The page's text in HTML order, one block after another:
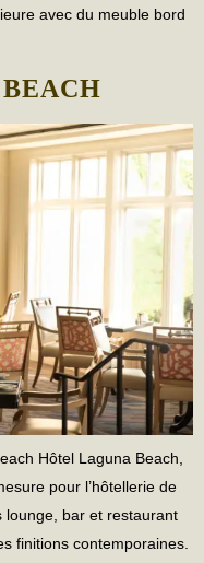
avec du meuble bord
Hôtel Laguna Beach,
pour l’hôtellerie de
lounge, bar et restaurant
finitions contemporaines.